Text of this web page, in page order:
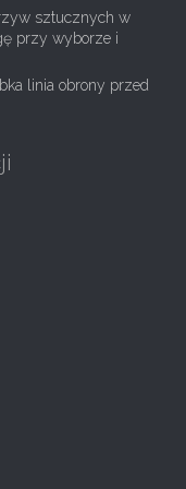
sztucznych w
przy wyborze i
linia obrony przed